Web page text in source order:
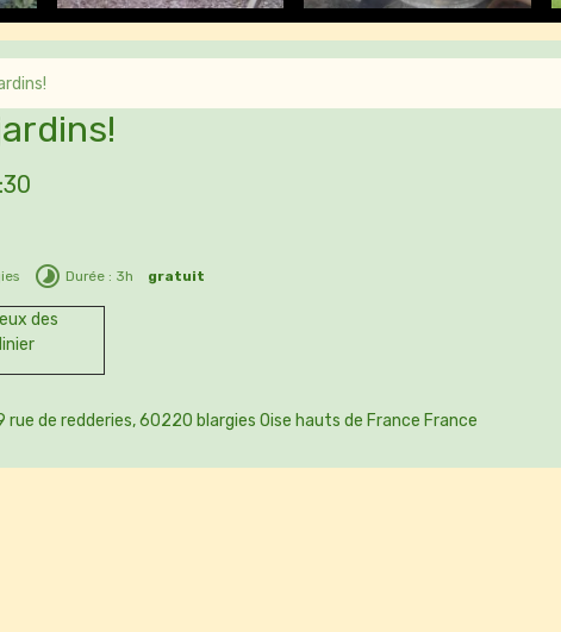
Durée : 3h gratuit
des
rue de redderies, 60220 blargies Oise hauts de France France